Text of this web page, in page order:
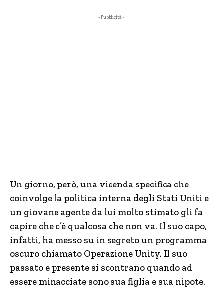
- Pubblicità -
Un giorno, però, una vicenda specifica che
coinvolge la politica interna degli Stati Uniti e
un giovane agente da lui molto stimato gli fa
capire che c’è qualcosa che non va. Il suo capo,
infatti, ha messo su in segreto un programma
oscuro chiamato Operazione Unity. Il suo
passato e presente si scontrano quando ad
essere minacciate sono sua figlia e sua nipote.